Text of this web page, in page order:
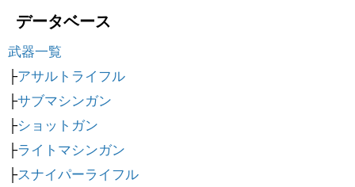
データベース
武器一覧
├アサルトライフル
├サブマシンガン
├ショットガン
├ライトマシンガン
├スナイパーライフル